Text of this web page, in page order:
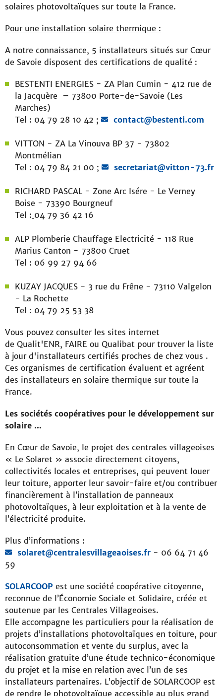
solaires photovoltaïques sur toute la France.
Pour une installation solaire thermique :
A notre connaissance, 5 installateurs situés sur Cœur
de Savoie disposent des certifications de qualité :
BESTENTI ENERGIES - ZA Plan Cumin - 412 rue de
la Jacquère – 73800 Porte-de-Savoie (Les
Marches)
Tel : 04 79 28 10 42 ;
contact@bestenti.com
VITTON - ZA La Vinouva BP 37 - 73802
Montmélian
Tel : 04 79 84 21 00 ;
secretariat@vitton-73.fr
RICHARD PASCAL - Zone Arc Isére - Le Verney
Boise - 73390 Bourgneuf
Tel : 04 79 36 42 16
ALP Plomberie Chauffage Electricité - 118 Rue
Marius Canton - 73800 Cruet
Tel : 06 99 27 94 66
KUZAY JACQUES - 3 rue du Frêne - 73110 Valgelon
- La Rochette
Tel : 04 79 25 53 38
Vous pouvez consulter les sites internet
de Qualit'ENR, FAIRE ou Qualibat pour trouver la liste
à jour d'installateurs certifiés proches de chez vous .
Ces organismes de certification évaluent et agréent
des installateurs en solaire thermique sur toute la
France.
Les sociétés coopératives pour le développement sur
solaire …
En Cœur de Savoie, le projet des centrales villageoises
« Le Solaret » associe directement citoyens,
collectivités locales et entreprises, qui peuvent louer
leur toiture, apporter leur savoir-faire et/ou contribuer
financièrement à l’installation de panneaux
photovoltaïques, à leur exploitation et à la vente de
l’électricité produite.
Plus d’informations :
solaret@centralesvillageaoises.fr - 06 64 71 46
59
SOLARCOOP est une société coopérative citoyenne,
reconnue de l’Économie Sociale et Solidaire, créée et
soutenue par les Centrales Villageoises.
Elle accompagne les particuliers pour la réalisation de
projets d’installations photovoltaïques en toiture, pour
autoconsommation et vente du surplus, avec la
réalisation gratuite d’une étude technico-économique
du projet et la mise en relation avec l’un de ses
installateurs partenaires. L’objectif de SOLARCOOP est
de rendre le photovoltaïque accessible au plus grand